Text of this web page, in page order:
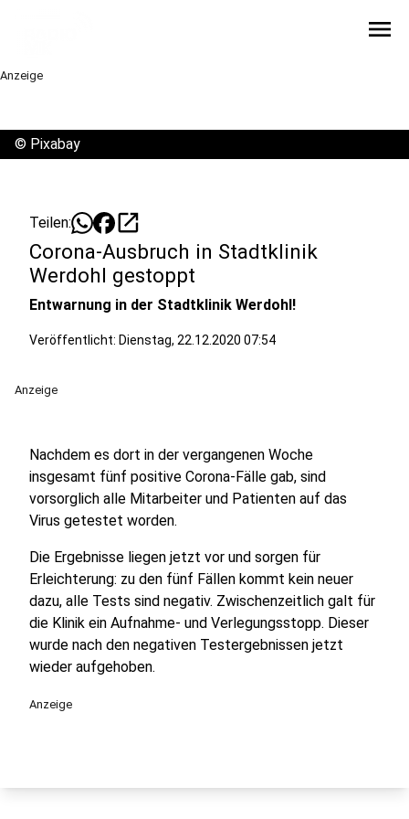
menu
Anzeige
© Pixabay
Teilen: open_in_new
Corona-Ausbruch in Stadtklinik
Werdohl gestoppt
Entwarnung in der Stadtklinik Werdohl!
Veröffentlicht: Dienstag, 22.12.2020 07:54
Anzeige
Nachdem es dort in der vergangenen Woche
insgesamt fünf positive Corona-Fälle gab, sind
vorsorglich alle Mitarbeiter und Patienten auf das
Virus getestet worden.
Die Ergebnisse liegen jetzt vor und sorgen für
Erleichterung: zu den fünf Fällen kommt kein neuer
dazu, alle Tests sind negativ. Zwischenzeitlich galt für
die Klinik ein Aufnahme- und Verlegungsstopp. Dieser
wurde nach den negativen Testergebnissen jetzt
wieder aufgehoben.
Anzeige